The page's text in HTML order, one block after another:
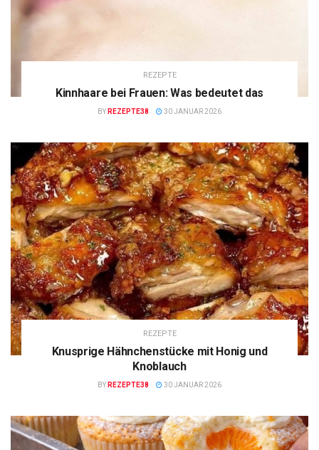
REZEPTE
Kinnhaare bei Frauen: Was bedeutet das
BY REZEPTE38 30 JANUAR 2026
REZEPTE
Knusprige Hähnchenstücke mit Honig und
Knoblauch
BY REZEPTE38 30 JANUAR 2026